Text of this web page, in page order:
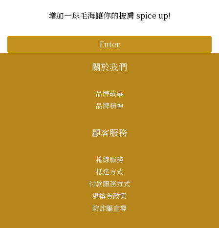
增加一球毛海讓你的披肩 spice up!
Enter
關於我們
品牌故事
品牌精神
顧客服務
捲線服務
抵達方式
付款服務方式
退換貨政策
防詐騙宣導